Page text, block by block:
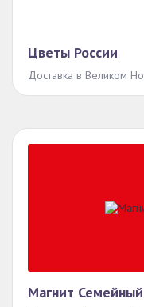
Цветы России
Доставка в Великом
Магнит Семейный